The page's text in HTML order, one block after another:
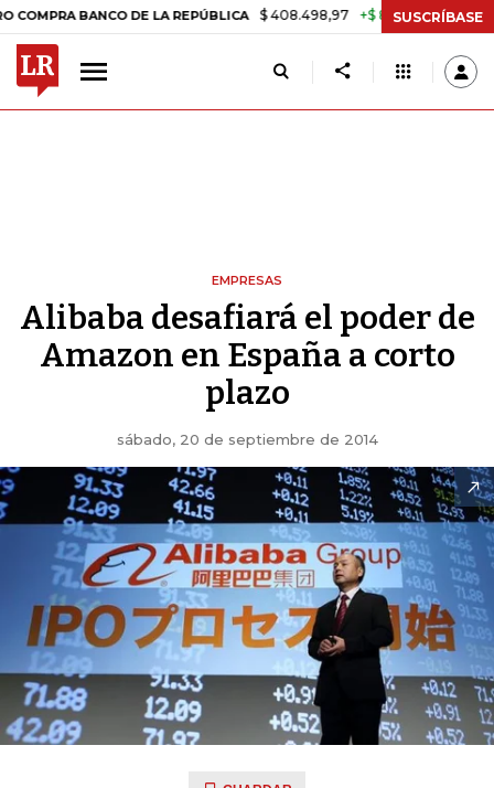
BANCO DE LA REPÚBLICA $ 408.498,97 +$ 8.753,81 +2,19%
SUSCRÍBASE
EMPRESAS
Alibaba desafiará el poder de
Amazon en España a corto
plazo
sábado, 20 de septiembre de 2014